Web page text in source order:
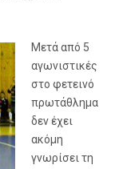
Μετά από 5
αγωνιστικές
στο φετεινό
πρωτάθλημα
δεν έχει
ακόμη
γνωρίσει τη